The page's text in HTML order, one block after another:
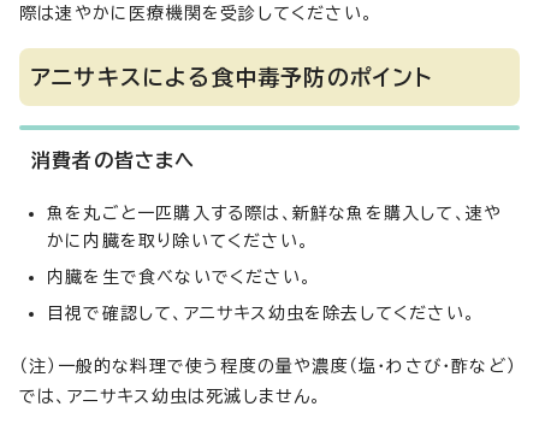
際は速やかに医療機関を受診してください。
アニサキスによる食中毒予防のポイント
消費者の皆さまへ
魚を丸ごと一匹購入する際は、新鮮な魚を購入して、速や
かに内臓を取り除いてください。
内臓を生で食べないでください。
目視で確認して、アニサキス幼虫を除去してください。
（注）一般的な料理で使う程度の量や濃度（塩・わさび・酢など）
では、アニサキス幼虫は死滅しません。